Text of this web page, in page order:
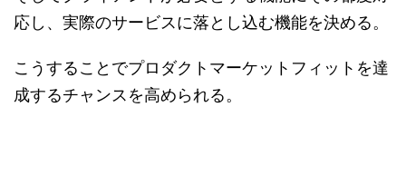
応し、実際のサービスに落とし込む機能を決める。
こうすることでプロダクトマーケットフィットを達
成するチャンスを高められる。